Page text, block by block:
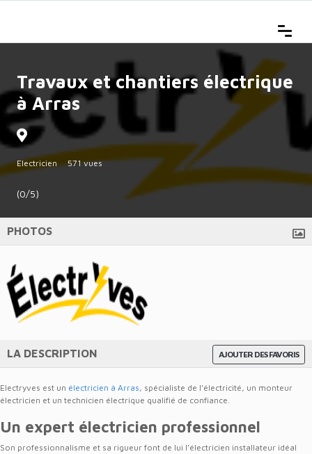
Travaux et chantiers électrique
à Arras
Electricien 571 vues
(0/5)
PHOTOS
AJOUTER DES FAVORIS
LA DESCRIPTION
Electryves est un électricien à Arras, spécialiste de l’électricité, un monteur
électricien et un technicien électrique qualifié de confiance.
Un expert électricien professionnel
Son professionnalisme et sa rigueur font de lui l’électricien installateur idéal